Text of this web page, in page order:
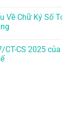
Về Chữ Ký Số
CT-CS 2025